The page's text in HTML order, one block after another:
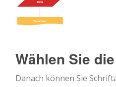
Wählen Sie
Danach können Sie